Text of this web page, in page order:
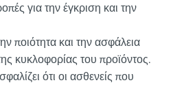
για την έγκριση και την
ποιότητα και την ασφάλεια
κυκλοφορίας του προϊόντος.
ότι οι ασθενείς που